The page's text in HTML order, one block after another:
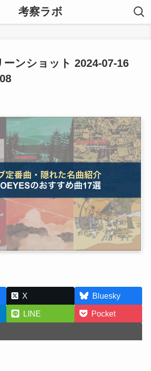
考察ラボ
ーンショット 2024-07-16
X
Bluesky
LINE
Pocket